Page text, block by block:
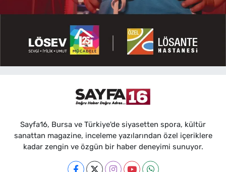
Sayfa16, Bursa ve Türkiye'de siyasetten spora, kültür
sanattan magazine, inceleme yazılarından özel içeriklere
kadar zengin ve özgün bir haber deneyimi sunuyor.